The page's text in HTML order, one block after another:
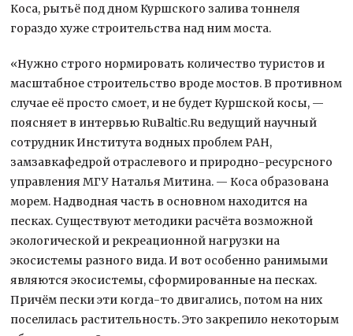
Коса, рытьё под дном Куршского залива тоннеля
гораздо хуже строительства над ним моста.
«Нужно строго нормировать количество туристов и
масштабное строительство вроде мостов. В противном
случае её просто смоет, и не будет Куршской косы, —
поясняет в интервью RuBaltic.Ru ведущий научный
сотрудник Института водных проблем РАН,
замзавкафедрой отраслевого и природно-ресурсного
управления МГУ Наталья Митина. — Коса образована
морем. Надводная часть в основном находится на
песках. Существуют методики расчёта возможной
экологической и рекреационной нагрузки на
экосистемы разного вида. И вот особенно ранимыми
являются экосистемы, сформированные на песках.
Причём пески эти когда-то двигались, потом на них
поселилась растительность. Это закрепило некоторым